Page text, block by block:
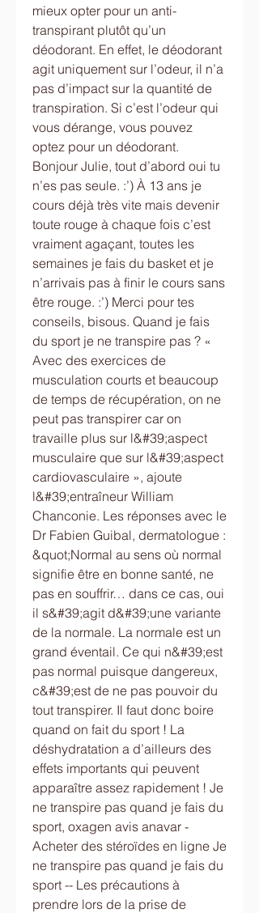
mieux opter pour un anti-
transpirant plutôt qu’un
déodorant. En effet, le déodorant
agit uniquement sur l’odeur, il n’a
pas d’impact sur la quantité de
transpiration. Si c’est l’odeur qui
vous dérange, vous pouvez
optez pour un déodorant.
Bonjour Julie, tout d’abord oui tu
n’es pas seule. :’) À 13 ans je
cours déjà très vite mais devenir
toute rouge à chaque fois c’est
vraiment agaçant, toutes les
semaines je fais du basket et je
n’arrivais pas à finir le cours sans
être rouge. :’) Merci pour tes
conseils, bisous. Quand je fais
du sport je ne transpire pas ? «
Avec des exercices de
musculation courts et beaucoup
de temps de récupération, on ne
peut pas transpirer car on
travaille plus sur l&#39;aspect
musculaire que sur l&#39;aspect
cardiovasculaire », ajoute
l&#39;entraîneur William
Chanconie. Les réponses avec le
Dr Fabien Guibal, dermatologue :
&quot;Normal au sens où normal
signifie être en bonne santé, ne
pas en souffrir… dans ce cas, oui
il s&#39;agit d&#39;une variante
de la normale. La normale est un
grand éventail. Ce qui n&#39;est
pas normal puisque dangereux,
c&#39;est de ne pas pouvoir du
tout transpirer. Il faut donc boire
quand on fait du sport ! La
déshydratation a d’ailleurs des
effets importants qui peuvent
apparaître assez rapidement ! Je
ne transpire pas quand je fais du
sport, oxagen avis anavar -
Acheter des stéroïdes en ligne Je
ne transpire pas quand je fais du
sport -- Les précautions à
prendre lors de la prise de